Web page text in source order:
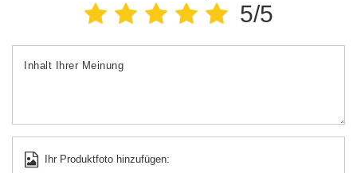
5/5
Inhalt Ihrer Meinung
Ihr Produktfoto hinzufügen: